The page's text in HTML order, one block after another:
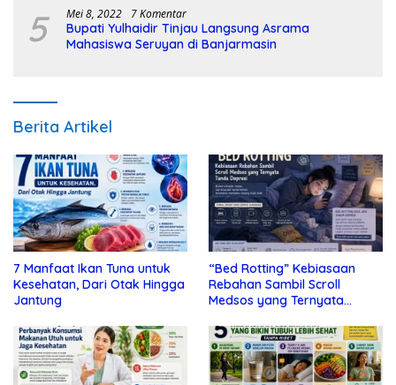
5 Mei 8, 2022 7 Komentar
Bupati Yulhaidir Tinjau Langsung Asrama
Mahasiswa Seruyan di Banjarmasin
Berita Artikel
7 Manfaat Ikan Tuna untuk
Kesehatan, Dari Otak Hingga
Jantung
“Bed Rotting” Kebiasaan
Rebahan Sambil Scroll
Medsos yang Ternyata